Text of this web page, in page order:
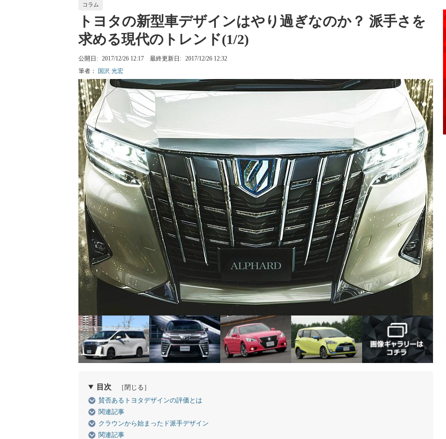
コラム
トヨタの新型車デザインはやり過ぎなのか？ 派手さを
求める現代のトレンド(1/2)
公開日: 2017/12/26 12:17 最終更新日: 2017/12/26 12:32
筆者：
国沢 光宏
目次
［閉じる］
賛否あるトヨタデザインの評価とは
関連記事
クラウンから始まったド派手デザイン
関連記事